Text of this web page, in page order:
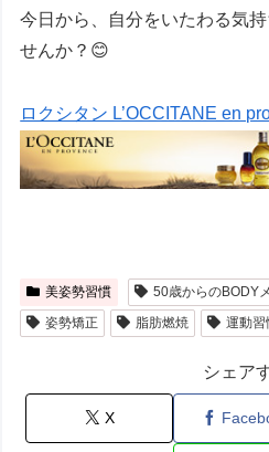
今日から、自分をいたわる気
せんか？😊
ロクシタン L’OCCITANE en
美姿勢習慣 50歳からのBODY
姿勢矯正
脂肪燃焼 運動習
シェア
X